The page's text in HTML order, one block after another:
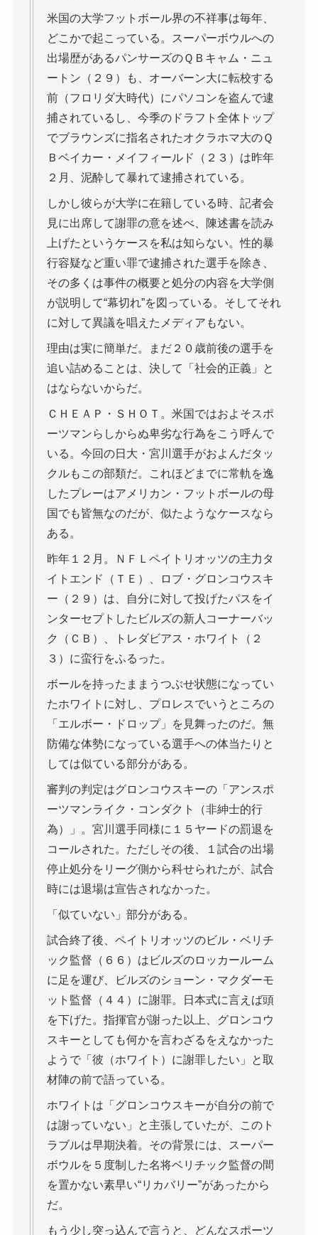
米国の大学フットボール界の不祥事は毎年、
どこかで起こっている。スーパーボウルへの
出場歴があるパンサーズのＱＢキャム・ニュ
ートン（２９）も、オーバーン大に転校する
前（フロリダ大時代）にパソコンを盗んで逮
捕されているし、今季のドラフト全体トップ
でブラウンズに指名されたオクラホマ大のＱ
Ｂベイカー・メイフィールド（２３）は昨年
２月、泥酔して暴れて逮捕されている。
しかし彼らが大学に在籍している時、記者会
見に出席して謝罪の意を述べ、陳述書を読み
上げたというケースを私は知らない。性的暴
行容疑など重い罪で逮捕された選手を除き、
その多くは事件の概要と処分の内容を大学側
が説明して“幕切れ”を図っている。そしてそれ
に対して異議を唱えたメディアもない。
理由は実に簡単だ。まだ２０歳前後の選手を
追い詰めることは、決して「社会的正義」と
はならないからだ。
ＣＨＥＡＰ・ＳＨＯＴ。米国ではおよそスポ
ーツマンらしからぬ卑劣な行為をこう呼んで
いる。今回の日大・宮川選手がおよんだタッ
クルもこの部類だ。これほどまでに常軌を逸
したプレーはアメリカン・フットボールの母
国でも皆無なのだが、似たようなケースなら
ある。
昨年１２月。ＮＦＬペイトリオッツの主力タ
イトエンド（ＴＥ）、ロブ・グロンコウスキ
ー（２９）は、自分に対して投げたパスをイ
ンターセプトしたビルズの新人コーナーバッ
ク（ＣＢ）、トレダビアス・ホワイト（２
３）に蛮行をふるった。
ボールを持ったままうつぶせ状態になってい
たホワイトに対し、プロレスでいうところの
「エルボー・ドロップ」を見舞ったのだ。無
防備な体勢になっている選手への体当たりと
しては似ている部分がある。
審判の判定はグロンコウスキーの「アンスポ
ーツマンライク・コンダクト（非紳士的行
為）」。宮川選手同様に１５ヤードの罰退を
コールされた。ただしその後、１試合の出場
停止処分をリーグ側から科せられたが、試合
時には退場は宣告されなかった。
「似ていない」部分がある。
試合終了後、ペイトリオッツのビル・ベリチ
ック監督（６６）はビルズのロッカールーム
に足を運び、ビルズのショーン・マクダーモ
ット監督（４４）に謝罪。日本式に言えば頭
を下げた。指揮官が謝った以上、グロンコウ
スキーとしても何かを言わざるをえなかった
ようで「彼（ホワイト）に謝罪したい」と取
材陣の前で語っている。
ホワイトは「グロンコウスキーが自分の前で
は謝っていない」と主張していたが、このト
ラブルは早期決着。その背景には、スーパー
ボウルを５度制した名将ベリチック監督の間
を置かない素早い“リカバリー”があったから
だ。
もう少し突っ込んで言うと、どんなスポーツ